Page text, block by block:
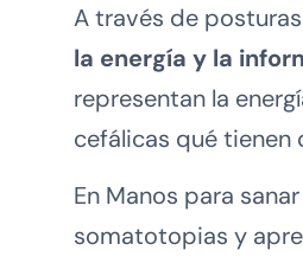
A través de
la energía y la
representan la
cefálicas qué tienen
En Manos para
somatotopias y